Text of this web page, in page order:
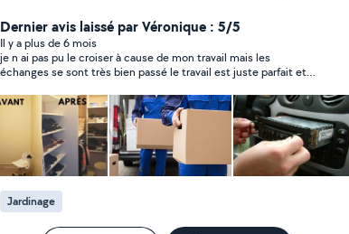
et pointilleuse.
Dernier avis laissé par Véronique : 5/5
Il y a plus de 6 mois
je n ai pas pu le croiser à cause de mon travail mais les
échanges se sont très bien passé le travail est juste parfait et il
Jardinage